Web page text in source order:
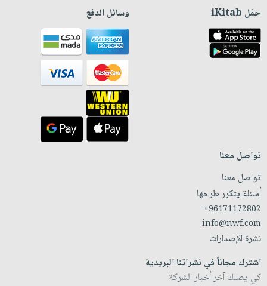
حمّل iKitab وسائل الدفع
تواصل معنا
تواصل معنا
أسئلة يتكرر طرحها
+96171172802
info@nwf.com
نشرة الإصدارات
اشترك مجاناً في نشراتنا البريدية
كي يصلك آخر أخبار الشركة